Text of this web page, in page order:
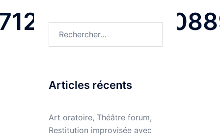
Articles récents
Art oratoire, Théâtre forum,
Restitution improvisée avec